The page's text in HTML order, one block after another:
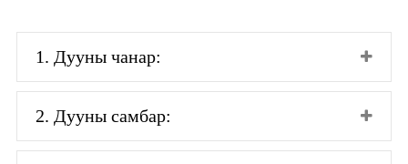
1. Дууны чанар:
2. Дууны самбар: